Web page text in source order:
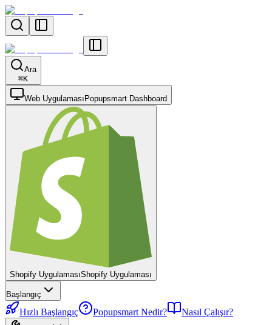
Ara
⌘K
Web Uygulaması Popupsmart Dashboard
Shopify UygulamasıShopify Uygulaması
Başlangıç
Hızlı Başlangıç Popupsmart Nedir? Nasıl Çalışır?